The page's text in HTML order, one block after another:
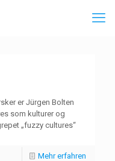
er Jürgen Bolten
som kulturer og
„fuzzy cultures“
Mehr erfahren